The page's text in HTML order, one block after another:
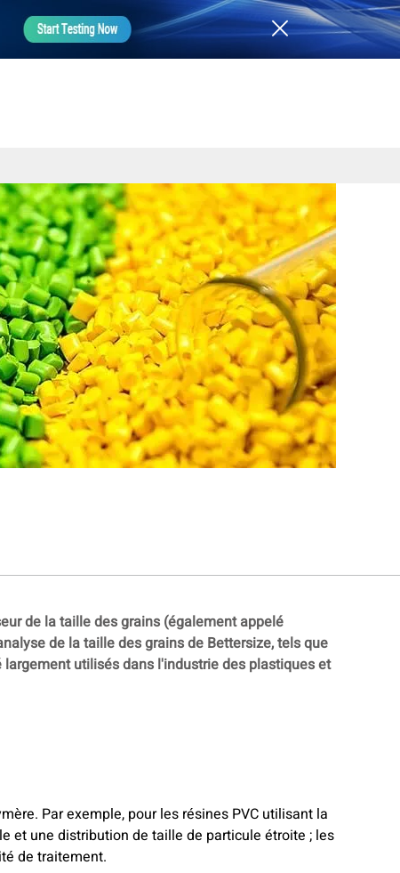
de la taille des grains (également appelé
de la taille des grains de Bettersize, tels que
largement utilisés dans l'industrie des plastiques et
Par exemple, pour les résines PVC utilisant la
et une distribution de taille de particule étroite ; les
de traitement.